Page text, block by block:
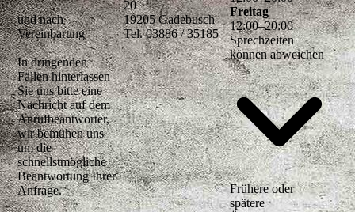
und nach
Vereinbarung
In dringenden
Fällen hinterlassen
Sie uns bitte eine
Nachricht auf dem
Anrufbeantworter,
wir bemühen uns
um die
schnellstmögliche
Beantwortung Ihrer
Anfrage.
20
19205 Gadebusch
Tel. 03886 / 35185
Freitag
12:00–20:00
Sprechzeiten
können abweichen
Frühere oder
spätere